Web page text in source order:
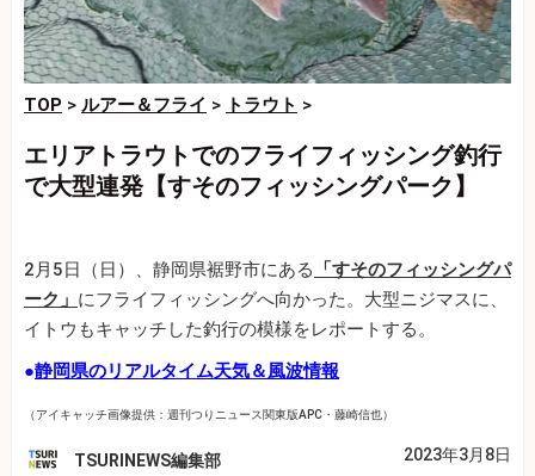
TOP > ルアー＆フライ > トラウト >
エリアトラウトでのフライフィッシング釣行
で大型連発【すそのフィッシングパーク】
2月5日（日）、静岡県裾野市にある
「すそのフィッシングパ
ーク」 にフライフィッシングへ向かった。大型ニジマスに、
イトウもキャッチした釣行の模様をレポートする。
●静岡県のリアルタイム天気＆風波情報
（アイキャッチ画像提供：週刊つりニュース関東版APC・藤崎信也）
TSURINEWS編集部 2023年3月8日